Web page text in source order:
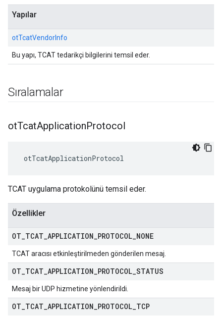
Yapılar
otTcatVendorInfo
Bu yapı, TCAT tedarikçi bilgilerini temsil eder.
Sıralamalar
otTcatApplicationProtocol
otTcatApplicationProtocol
TCAT uygulama protokolünü temsil eder.
Özellikler
OT TCAT APPLICATION PROTOCOL NONE
TCAT aracısı etkinleştirilmeden gönderilen mesaj.
OT TCAT APPLICATION PROTOCOL STATUS
Mesaj bir UDP hizmetine yönlendirildi.
OT TCAT APPLICATION PROTOCOL TCP